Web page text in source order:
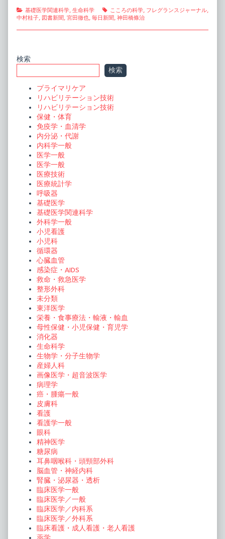
Categories
基礎医学関連科学, 生命科学 Tags
こころの科学, フレグランスジャーナル,
中村桂子, 図書新聞, 宮田徹也, 毎日新聞, 神田橋條治
Primary
Sidebar
検索
検索
プライマリケア
リハビリテーション技術
リハビリテーション技術
保健・体育
免疫学・血清学
内分泌・代謝
内科学一般
医学一般
医学一般
医療技術
医療統計学
呼吸器
基礎医学
基礎医学関連科学
外科学一般
小児看護
小児科
循環器
心臓血管
感染症・AIDS
救命・救急医学
整形外科
未分類
東洋医学
栄養・食事療法・輸液・輸血
母性保健・小児保健・育児学
消化器
生命科学
生物学・分子生物学
産婦人科
画像医学・超音波医学
病理学
癌・腫瘍一般
皮膚科
看護
看護学一般
眼科
精神医学
糖尿病
耳鼻咽喉科・頭頸部外科
脳血管・神経内科
腎臓・泌尿器・透析
臨床医学一般
臨床医学／一般
臨床医学／内科系
臨床医学／外科系
臨床看護・成人看護・老人看護